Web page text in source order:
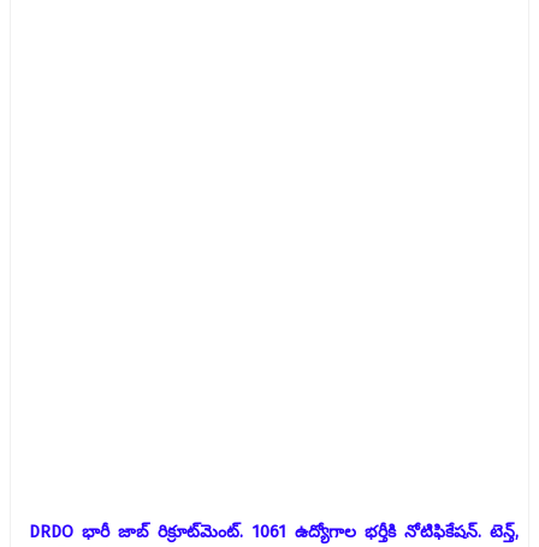
DRDO భారీ జాబ్‌ రిక్రూట్‌మెంట్‌. 1061 ఉద్యోగాల భర్తీకి నోటిఫికేషన్‌. టెన్త్‌,